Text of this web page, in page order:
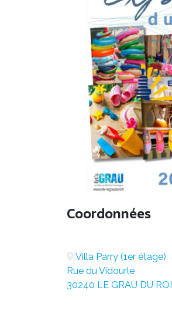
Coordonnées
Villa Parry (1er étage)
Rue du Vidourle
30240 LE GRAU DU ROI